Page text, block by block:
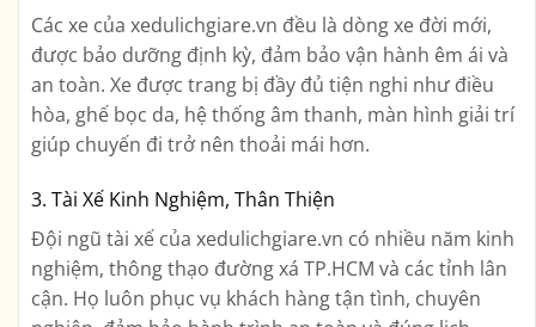
Các xe của xedulichgiare.vn đều là dòng xe đời mới,
được bảo dưỡng định kỳ, đảm bảo vận hành êm ái và
an toàn. Xe được trang bị đầy đủ tiện nghi như điều
hòa, ghế bọc da, hệ thống âm thanh, màn hình giải trí
giúp chuyến đi trở nên thoải mái hơn.
3. Tài Xế Kinh Nghiệm, Thân Thiện
Đội ngũ tài xế của xedulichgiare.vn có nhiều năm kinh
nghiệm, thông thạo đường xá TP.HCM và các tỉnh lân
cận. Họ luôn phục vụ khách hàng tận tình, chuyên